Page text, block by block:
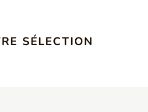
SÉLECTION